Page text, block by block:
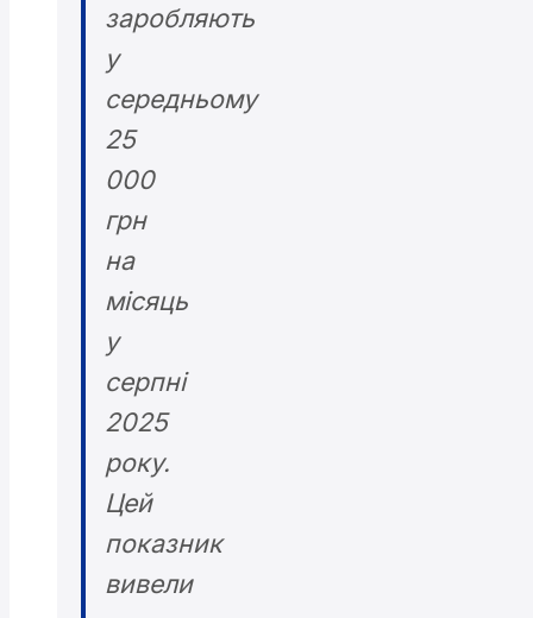
заробляють
у
середньому
25
000
грн
на
місяць
у
серпні
2025
року.
Цей
показник
вивели